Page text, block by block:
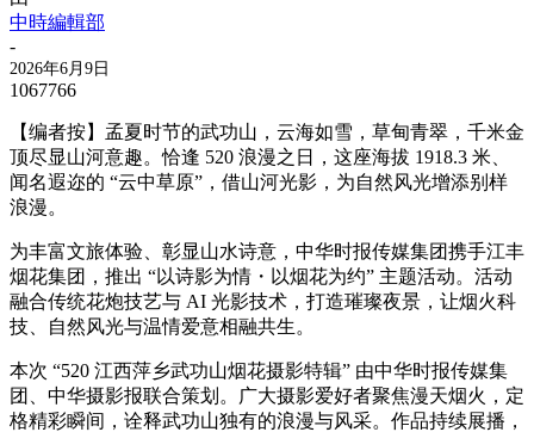
中時編輯部
-
2026年6月9日
1067766
【编者按】孟夏时节的武功山，云海如雪，草甸青翠，千米金
顶尽显山河意趣。恰逢 520 浪漫之日，这座海拔 1918.3 米、
闻名遐迩的 “云中草原”，借山河光影，为自然风光增添别样
浪漫。
为丰富文旅体验、彰显山水诗意，中华时报传媒集团携手江丰
烟花集团，推出 “以诗影为情・以烟花为约” 主题活动。活动
融合传统花炮技艺与 AI 光影技术，打造璀璨夜景，让烟火科
技、自然风光与温情爱意相融共生。
本次 “520 江西萍乡武功山烟花摄影特辑” 由中华时报传媒集
团、中华摄影报联合策划。广大摄影爱好者聚焦漫天烟火，定
格精彩瞬间，诠释武功山独有的浪漫与风采。作品持续展播，